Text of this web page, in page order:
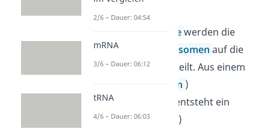
1) In der Meiose
Meiosewerden die
homologen Chromosomenauf die
Tochterzellen aufgeteilt. Aus einem
diploiden )
Chromosomensatz entsteht ein
einfacher (haploider)
2/6 – Dauer: 04:54
mRNA
3/6 – Dauer: 06:12
tRNA
4/6 – Dauer: 06:03